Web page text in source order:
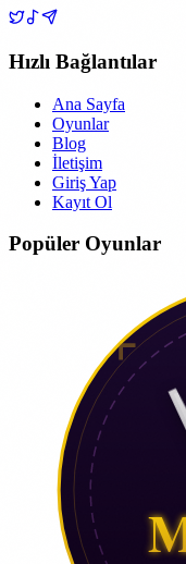
Hızlı Bağlantılar
Ana Sayfa
Oyunlar
Blog
İletişim
Giriş Yap
Kayıt Ol
Popüler Oyunlar